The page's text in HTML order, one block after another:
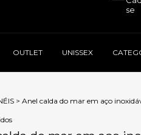
OUTLET UNISSEX
> Anel calda do mar em aço